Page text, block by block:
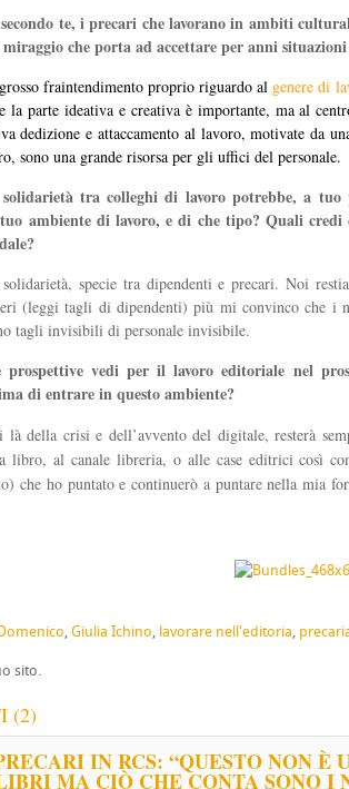
te, i precari che lavorano in ambiti
miraggio che porta ad accettare per anni
fraintendimento proprio riguardo al genere di
la parte ideativa e creativa è importante, ma al
dedizione e attaccamento al lavoro, motivate da
sono una grande risorsa per gli uffici del personale.
tra colleghi di lavoro potrebbe, a
ambiente di lavoro, e di che tipo? Quali
solidarietà, specie tra dipendenti e precari. Noi
(leggi tagli di dipendenti) più mi convinco che i
tagli invisibili di personale invisibile.
vedi per il lavoro editoriale nel
di entrare in questo ambiente?
là della crisi e dell’avvento del digitale, resterà
libro, al canale libreria, o alle case editrici così
che ho puntato e continuerò a puntare nella mia
, Giulia Ichino, lavorare nell'editoria,
sito.
(2)
IN RCS: “QUESTO NON È
MA CIÒ CHE CONTA SONO I